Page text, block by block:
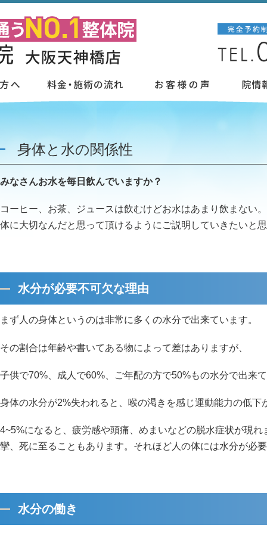
身体と水の関係性
みなさんお水を毎日飲んでいますか？
コーヒー、お茶、ジュースは飲むけどお水はあまり飲まない
体に大切なんだと思って頂けるようにご説明していきたいと
水分が必要不可欠な理由
まず人の身体というのは非常に多くの水分で出来ています。
その割合は年齢や書いてある物によって差はありますが、
子供で70%、成人で60%、ご年配の方で50%もの水分で出来
身体の水分が2%失われると、喉の渇きを感じ運動能力の低下
4~5%になると、疲労感や頭痛、めまいなどの脱水症状が現
攣、死に至ることもあります。それほど人の体には水分が必
水分の働き